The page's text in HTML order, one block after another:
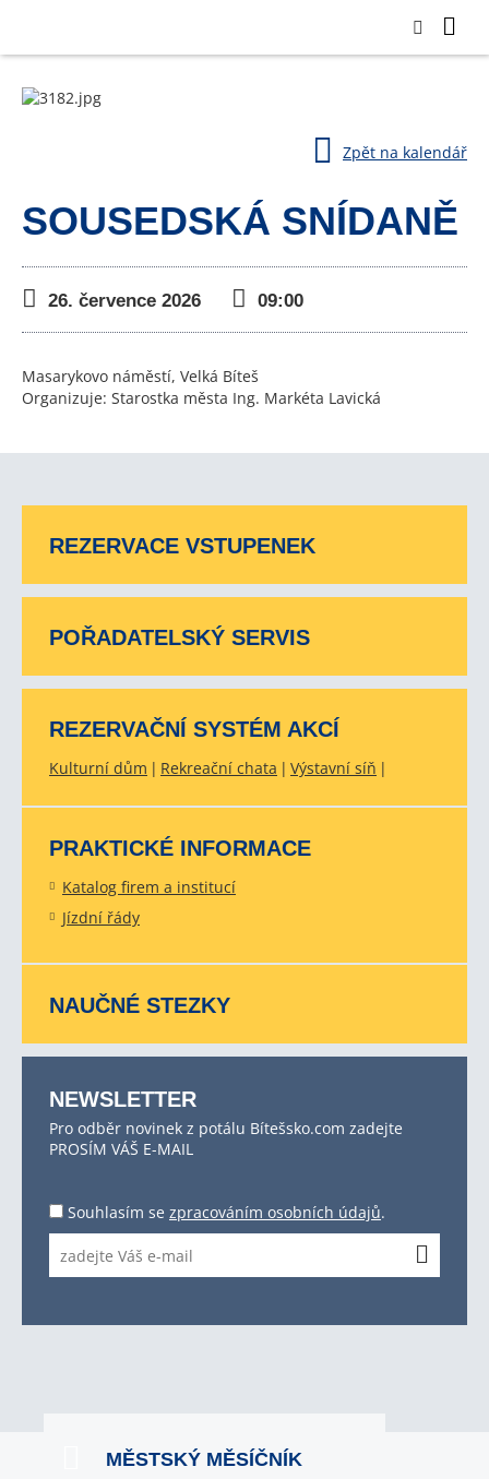
Zpět na kalendář
SOUSEDSKÁ SNÍDANĚ
26. července 2026 09:00
Masarykovo náměstí, Velká Bíteš
Organizuje: Starostka města Ing. Markéta Lavická
REZERVACE VSTUPENEK
POŘADATELSKÝ SERVIS
REZERVAČNÍ SYSTÉM AKCÍ
Kulturní dům Rekreační chata Výstavní síň
PRAKTICKÉ INFORMACE
Katalog firem a institucí
Jízdní řády
NAUČNÉ STEZKY
NEWSLETTER
Pro odběr novinek z potálu Bítešsko.com zadejte
PROSÍM VÁŠ E-MAIL
Souhlasím se zpracováním osobních údajů.
MĚSTSKÝ MĚSÍČNÍK